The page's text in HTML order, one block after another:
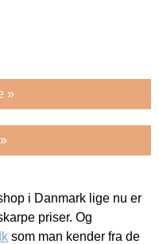
»
i Danmark lige nu er
priser. Og
som man kender fra de